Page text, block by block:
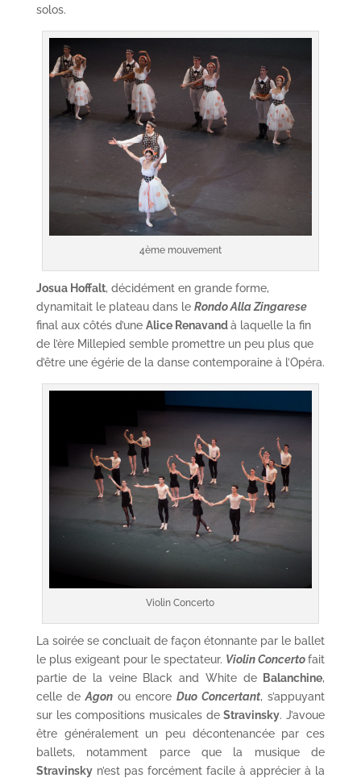
solos.
4ème mouvement
Josua Hoffalt, décidément en grande forme,
dynamitait le plateau dans le Rondo Alla Zingarese
final aux côtés d’une Alice Renavandà laquelle la fin
de l’ère Millepied semble promettre un peu plus que
d’être une égérie de la danse contemporaine à l’Opéra.
Violin Concerto
La soirée se concluait de façon étonnante par le ballet
le plus exigeant pour le spectateur. Violin Concertofait
partie de la veine Black and White de Balanchine,
celle deAgonou encoreDuo Concertant, s’appuyant
sur les compositions musicales deStravinsky. J’avoue
être généralement un peu décontenancée par ces
ballets, notamment parce que la musique de
Stravinskyn’est pas forcément facile à apprécier à la